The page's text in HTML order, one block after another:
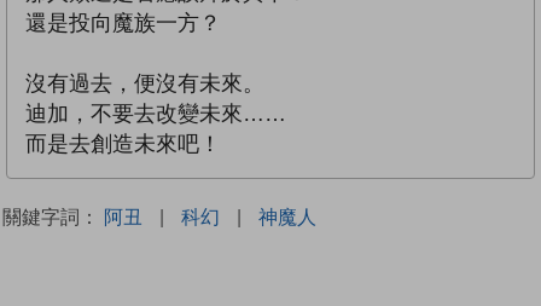
還是投向魔族一方？
沒有過去，便沒有未來。
迪加，不要去改變未來……
而是去創造未來吧！
關鍵字詞： 阿丑 | 科幻 | 神魔人